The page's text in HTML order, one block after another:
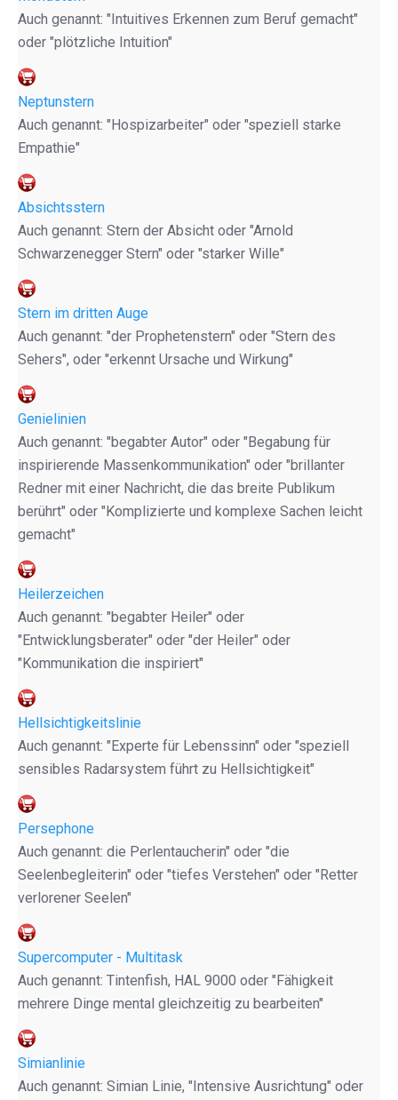
Auch genannt: "Intuitives Erkennen zum Beruf gemacht"
oder "plötzliche Intuition"
Neptunstern
Auch genannt: "Hospizarbeiter" oder "speziell starke
Empathie"
Absichtsstern
Auch genannt: Stern der Absicht oder "Arnold
Schwarzenegger Stern" oder "starker Wille"
Stern im dritten Auge
Auch genannt: "der Prophetenstern" oder "Stern des
Sehers", oder "erkennt Ursache und Wirkung"
Genielinien
Auch genannt: "begabter Autor" oder "Begabung für
inspirierende Massenkommunikation" oder "brillanter
Redner mit einer Nachricht, die das breite Publikum
berührt" oder "Komplizierte und komplexe Sachen leicht
gemacht"
Heilerzeichen
Auch genannt: "begabter Heiler" oder
"Entwicklungsberater" oder "der Heiler" oder
"Kommunikation die inspiriert"
Hellsichtigkeitslinie
Auch genannt: "Experte für Lebenssinn" oder "speziell
sensibles Radarsystem führt zu Hellsichtigkeit"
Persephone
Auch genannt: die Perlentaucherin" oder "die
Seelenbegleiterin" oder "tiefes Verstehen" oder "Retter
verlorener Seelen"
Supercomputer - Multitask
Auch genannt: Tintenfish, HAL 9000 oder "Fähigkeit
mehrere Dinge mental gleichzeitig zu bearbeiten"
Simianlinie
Auch genannt: Simian Linie, "Intensive Ausrichtung" oder